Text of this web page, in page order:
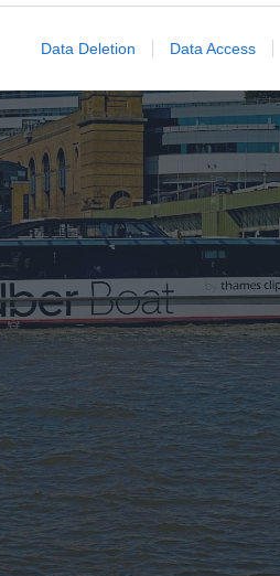
Data Deletion Data Access